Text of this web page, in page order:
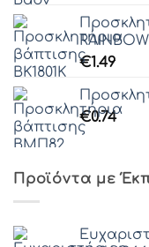
€1.49
€0.74
Προϊόντα με